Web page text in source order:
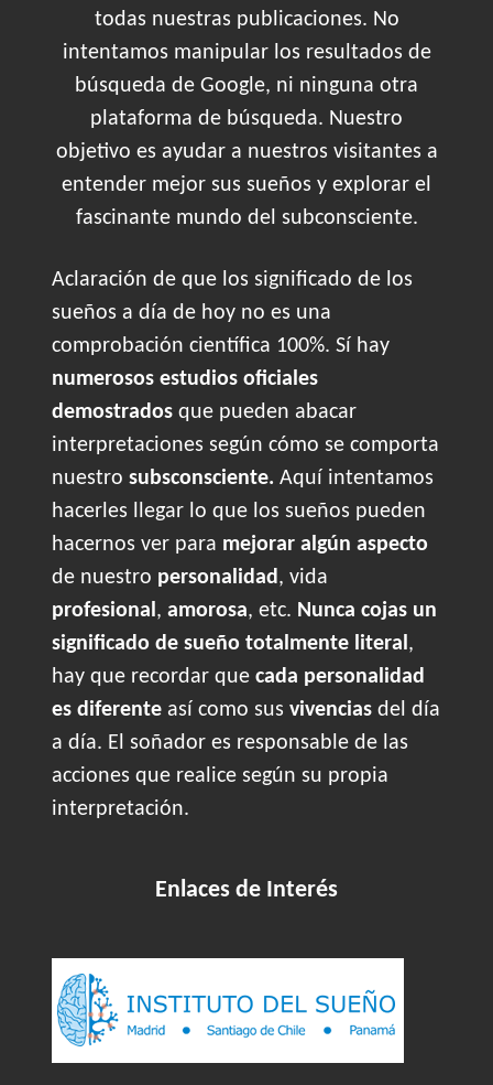
todas nuestras publicaciones. No
intentamos manipular los resultados de
búsqueda de Google, ni ninguna otra
plataforma de búsqueda. Nuestro
objetivo es ayudar a nuestros visitantes a
entender mejor sus sueños y explorar el
fascinante mundo del subconsciente.
Aclaración de que los significado de los
sueños a día de hoy no es una
comprobación científica 100%. Sí hay
numerosos estudios oficiales
demostrados que pueden abacar
interpretaciones según cómo se comporta
nuestro subsconsciente. Aquí intentamos
hacerles llegar lo que los sueños pueden
hacernos ver para mejorar algún aspecto
de nuestro personalidad, vida
profesional, amorosa, etc. Nunca cojas un
significado de sueño totalmente literal,
hay que recordar que cada personalidad
es diferente así como sus vivencias del día
a día. El soñador es responsable de las
acciones que realice según su propia
interpretación.
Enlaces de Interés